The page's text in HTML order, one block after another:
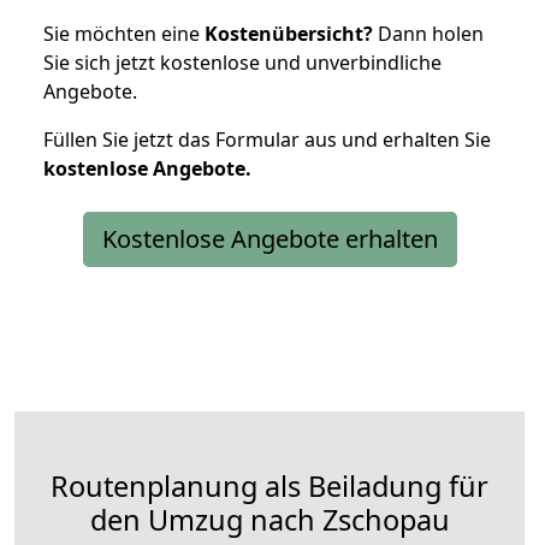
Sie möchten eine Kostenübersicht? Dann holen
Sie sich jetzt kostenlose und unverbindliche
Angebote.
Füllen Sie jetzt das Formular aus und erhalten Sie
kostenloseAngebote.
Kostenlose Angebote erhalten
Routenplanung als Beiladung für
den Umzug nach Zschopau